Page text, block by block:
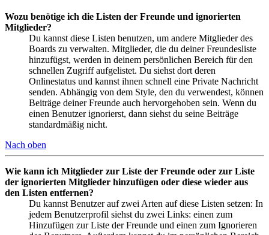
Wozu benötige ich die Listen der Freunde und ignorierten
Mitglieder?
Du kannst diese Listen benutzen, um andere Mitglieder des
Boards zu verwalten. Mitglieder, die du deiner Freundesliste
hinzufügst, werden in deinem persönlichen Bereich für den
schnellen Zugriff aufgelistet. Du siehst dort deren
Onlinestatus und kannst ihnen schnell eine Private Nachricht
senden. Abhängig von dem Style, den du verwendest, können
Beiträge deiner Freunde auch hervorgehoben sein. Wenn du
einen Benutzer ignorierst, dann siehst du seine Beiträge
standardmäßig nicht.
Nach oben
Wie kann ich Mitglieder zur Liste der Freunde oder zur Liste
der ignorierten Mitglieder hinzufügen oder diese wieder aus
den Listen entfernen?
Du kannst Benutzer auf zwei Arten auf diese Listen setzen: In
jedem Benutzerprofil siehst du zwei Links: einen zum
Hinzufügen zur Liste der Freunde und einen zum Ignorieren